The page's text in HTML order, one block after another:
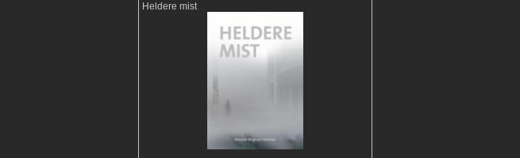
Heldere mist